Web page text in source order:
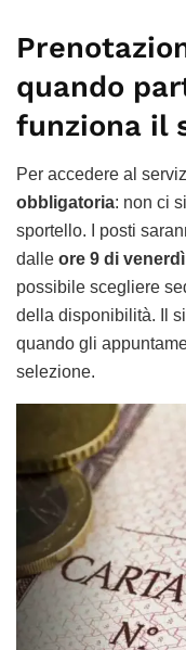
quando
funziona il
Per accedere al
obbligatoria: non ci
sportello. I posti
dalle ore 9 di
possibile scegliere
della disponibilità. Il
quando gli
selezione.